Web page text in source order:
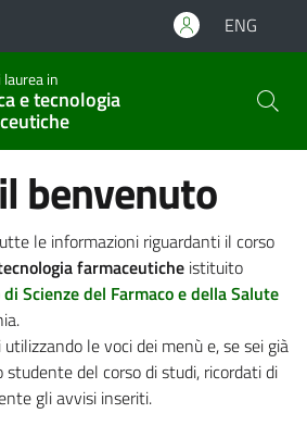
ENG
in
e tecnologia
benvenuto
le informazioni riguardanti il corso
farmaceutiche istituito
Scienze del Farmaco e della Salute
le voci dei menù e, se sei già
del corso di studi, ricordati di
gli avvisi inseriti.